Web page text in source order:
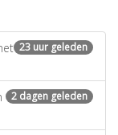
23 uur geleden
2 dagen geleden